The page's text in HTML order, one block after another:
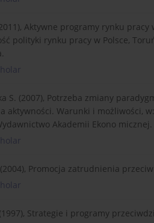
Aktywne programy rynku pracy
polityki rynku pracy w Polsce,
S. (2007), Potrzeba zmiany
aktywności. Warunki i możliwości,
Akademii Ekono micznej.
(2004), Promocja zatrudnienia
Strategie i programy